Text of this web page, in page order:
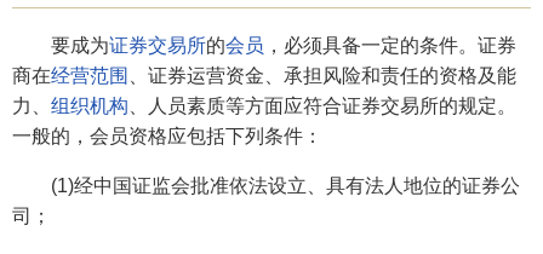
要成为证券交易所的会员 ，必须具备一定的条件。证券
商在经营范围
、证券运营资金、承担风险和责任的资格及能
力、 组织机构 、人员素质等方面应符合证券交易所的规定。
一般的，会员资格应包括下列条件：
(1)经中国证监会批准依法设立、具有法人地位的证券公
司；